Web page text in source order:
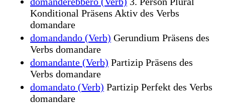
Konditional Präsens Aktiv des Verbs
domandare
domandando (Verb) Gerundium Präsens des
Verbs domandare
domandante (Verb) Partizip Präsens des
Verbs domandare
domandato (Verb) Partizip Perfekt des Verbs
domandare